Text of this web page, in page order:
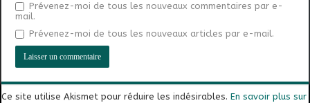
Prévenez-moi de tous les nouveaux commentaires par e-
mail.
Prévenez-moi de tous les nouveaux articles par e-mail.
Ce site utilise Akismet pour réduire les indésirables.En savoir plus sur